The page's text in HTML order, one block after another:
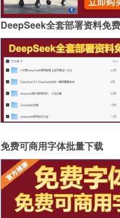
DeepSeek全套部署资料免
免费可商用字体批量下载